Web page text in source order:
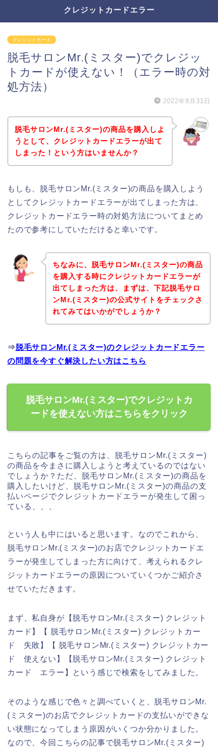
クレジットカードエラー
クレジットカード
脱毛サロンMr.(ミスター)でクレジッ
トカードが使えない！（エラー時の対
処方法）
2022年8月31日
脱毛サロンMr.(ミスター)の商品を購入しよ
うとして、クレジットカードエラーが出て
しまった！という方はいませんか？
もしも、脱毛サロンMr.(ミスター)の商品を購入しよう
としてクレジットカードエラーが出てしまった方は、
クレジットカードエラー時の対処方法についてまとめ
たので参考にしていただけると幸いです。
ちなみに、脱毛サロンMr.(ミスター)の商品
を購入する時にクレジットカードエラーが
出てしまった方は、まずは、下記脱毛サロ
ンMr.(ミスター)の公式サイトをチェックさ
れてみてはいかがでしょうか？
⇒脱毛サロンMr.(ミスター)のクレジットカードエラー
の問題を今すぐ解決したい方はこちら
脱毛サロンMr.(ミスター)でクレジットカ
ードを使えない方はこちらをクリック
こちらの記事をご覧の方は、脱毛サロンMr.(ミスター)
の商品を今まさに購入しようと考えているのではない
でしょうか？ただ、脱毛サロンMr.(ミスター)の商品を
購入したいけど、脱毛サロンMr.(ミスター)の商品の支
払いページでクレジットカードエラーが発生して困っ
ている、、、
という人も中にはいると思います。なのでこれから、
脱毛サロンMr.(ミスター)のお店でクレジットカードエ
ラーが発生してしまった方に向けて、考えられるクレ
ジットカードエラーの原因についていくつかご紹介さ
せていただきます。
まず、私自身が【脱毛サロンMr.(ミスター) クレジット
カード】【 脱毛サロンMr.(ミスター) クレジットカー
ド 失敗】【 脱毛サロンMr.(ミスター) クレジットカー
ド 使えない】【脱毛サロンMr.(ミスター) クレジット
カード エラー】という感じで検索をしてみました。
そのような感じで色々と調べていくと、脱毛サロンMr.
(ミスター)のお店でクレジットカードの支払いができな
い状態になってしまう原因がいくつか分かりました。
なので、今回こちらの記事で脱毛サロンMr.(ミスター)